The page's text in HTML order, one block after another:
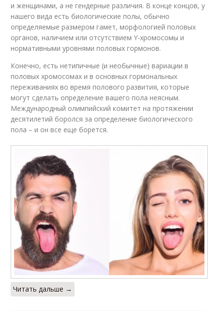
и женщинами, а не гендерные различия. В конце концов, у
нашего вида есть биологические полы, обычно
определяемые размером гамет, морфологией половых
органов, наличием или отсутствием Y-хромосомы и
нормативными уровнями половых гормонов.
Конечно, есть нетипичные (и необычные) вариации в
половых хромосомах и в основных гормональных
переживаниях во время полового развития, которые
могут сделать определение вашего пола неясным.
Международный олимпийский комитет на протяжении
десятилетий боролся за определение биологического
пола – и он все еще борется.
Читать дальше →